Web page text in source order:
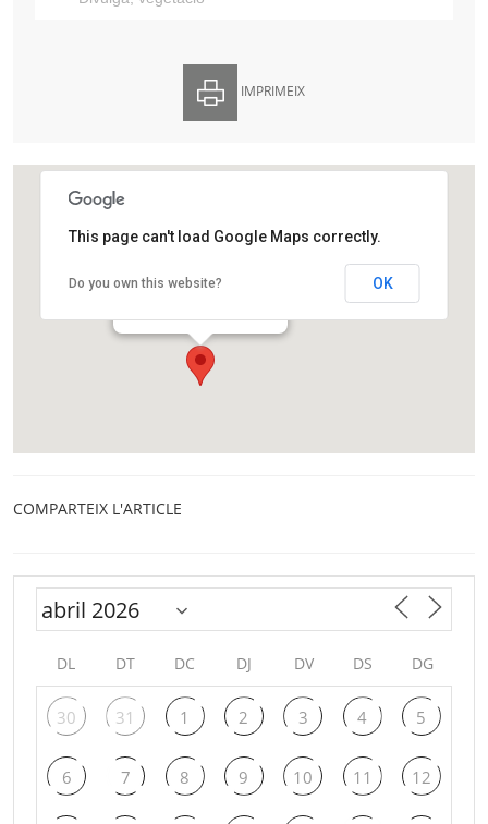
IMPRIMEIX
Finca Agustí Pedro i Pons
Av. de Vallvidrera 25
This page can't load Google Maps correctly.
Do you own this website? OK
COMPARTEIX L'ARTICLE
DL DT DC DJ DV DS DG
30 31 1 2 3 4 5
6 7 8 9 10 11 12